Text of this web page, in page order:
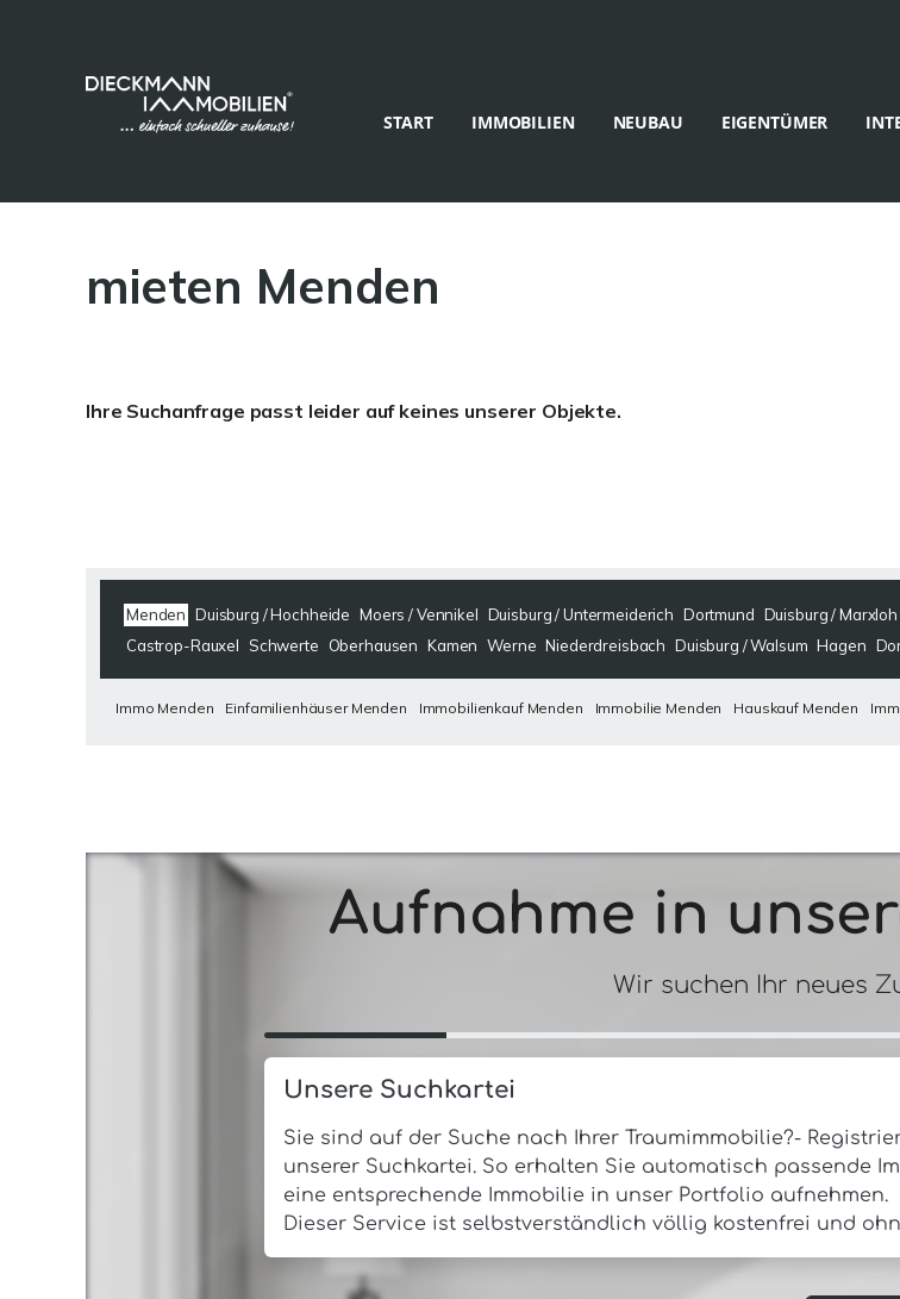
START IMMOBILIEN NEUBAU EIGENTÜMER
mieten Menden
Ihre Suchanfrage passt leider auf keines unserer Objekte.
Menden Duisburg / Hochheide Moers / Vennikel Duisburg / Untermeiderich Dortmund Duisburg / Marxloh
Castrop-Rauxel
Schwerte Oberhausen Kamen Werne Niederdreisbach Duisburg / Walsum Hagen
Immo Menden Einfamilienhäuser Menden Immobilienkauf Menden Immobilie Menden Hauskauf Menden